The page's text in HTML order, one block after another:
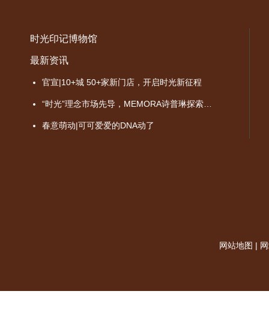
时光印记博物馆
最新资讯
官宣|10+城 50+家新门店，开启时光新征程
春意萌动|可可爱爱的DNA动了
网站地图 |